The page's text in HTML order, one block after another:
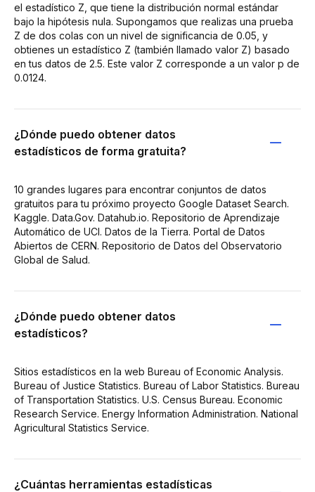
el estadístico Z, que tiene la distribución normal estándar
bajo la hipótesis nula. Supongamos que realizas una prueba
Z de dos colas con un nivel de significancia de 0.05, y
obtienes un estadístico Z (también llamado valor Z) basado
en tus datos de 2.5. Este valor Z corresponde a un valor p de
0.0124.
¿Dónde puedo obtener datos
estadísticos de forma gratuita?
10 grandes lugares para encontrar conjuntos de datos
gratuitos para tu próximo proyecto Google Dataset Search.
Kaggle. Data.Gov. Datahub.io. Repositorio de Aprendizaje
Automático de UCI. Datos de la Tierra. Portal de Datos
Abiertos de CERN. Repositorio de Datos del Observatorio
Global de Salud.
¿Dónde puedo obtener datos
estadísticos?
Sitios estadísticos en la web Bureau of Economic Analysis.
Bureau of Justice Statistics. Bureau of Labor Statistics. Bureau
of Transportation Statistics. U.S. Census Bureau. Economic
Research Service. Energy Information Administration. National
Agricultural Statistics Service.
¿Cuántas herramientas estadísticas